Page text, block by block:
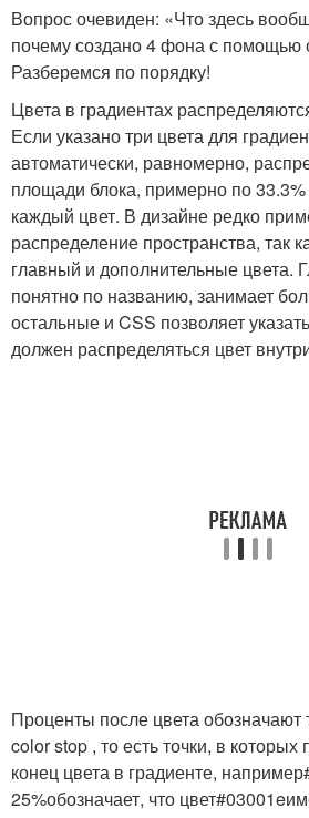
Вопрос очевиден: «Что здесь
почему создано 4 фона с помощью
Разберемся по порядку!
Цвета в градиентах
Если указано три цвета для
автоматически, равномерно,
площади блока, примерно по
каждый цвет. В дизайне редко
распределение пространства, так
главный и дополнительные цвета.
понятно по названию, занимает
остальные и CSS позволяет
должен распределяться цвет
Проценты после цвета обозначают
color stop , то есть точки, в которых
конец цвета в градиенте, например
25%обозначает, что цвет#03001e